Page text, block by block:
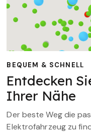
BEQUEM & SCHNELL
Entdecken
Ihrer Nähe
Der beste Weg die
Elektrofahrzeug zu